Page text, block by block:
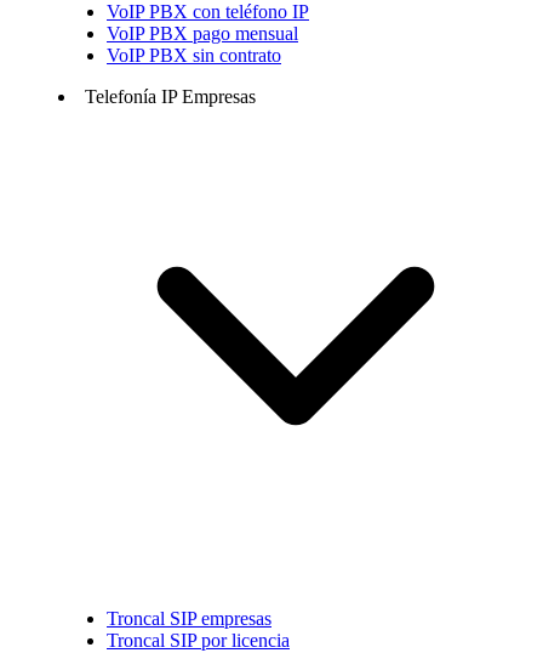
VoIP PBX con teléfono IP
VoIP PBX pago mensual
VoIP PBX sin contrato
Telefonía IP Empresas
Troncal SIP empresas
Troncal SIP por licencia